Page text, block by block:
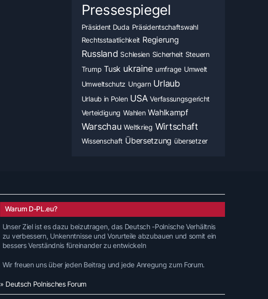
Pressespiegel
Präsident Duda Präsidentschaftswahl
Rechtsstaatlichkeit Regierung
Russland Schlesien Sicherheit Steuern
Trump Tusk ukraine umfrage Umwelt
Umweltschutz Ungarn Urlaub
Urlaub in Polen USA Verfassungsgericht
Verteidigung Wahlen Wahlkampf
Warschau Weltkrieg Wirtschaft
Wissenschaft Übersetzung übersetzer
Warum D-PL.eu?
Unser Ziel ist es dazu beizutragen, das Deutsch -Polnische Verhältnis
zu verbessern, Unkenntnisse und Vorurteile abzubauen und somit ein
bessers Verständnis füreinander zu entwickeln
Wir freuen uns über jeden Beitrag und jede Anregung zum Forum.
» Deutsch Polnisches Forum